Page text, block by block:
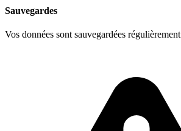
Sauvegardes
Vos données sont sauvegardées régulièrement